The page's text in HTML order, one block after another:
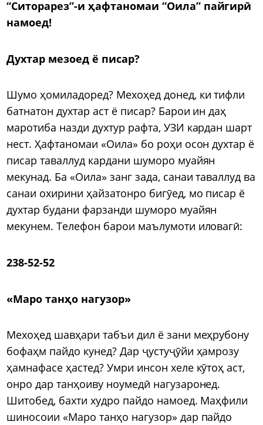
“Ситорарез”-и ҳафтаномаи “Оила” пайгирӣ
намоед!
Духтар мезоед ё писар?
Шумо ҳомиладоред? Мехоҳед донед, ки тифли
батнатон духтар аст ё писар? Барои ин даҳ
маротиба назди духтур рафта, УЗИ кардан шарт
нест. Ҳафтаномаи «Оила» бо роҳи осон духтар ё
писар таваллуд кардани шуморо муайян
мекунад. Ба «Оила» занг зада, санаи таваллуд ва
санаи охирини ҳайзатонро бигӯед, мо писар ё
духтар будани фарзанди шуморо муайян
мекунем. Телефон барои маълумоти иловагӣ:
238-52-52
«Маро танҳо нагузор»
Мехоҳед шавҳари табъи дил ё зани меҳрубону
бофаҳм пайдо кунед? Дар ҷустуҷӯйи ҳамрозу
ҳамнафасе ҳастед? Умри инсон хеле кӯтоҳ аст,
онро дар танҳоиву ноумедӣ нагузаронед.
Шитобед, бахти худро пайдо намоед. Маҳфили
шиносоии «Маро танҳо нагузор» дар пайдо